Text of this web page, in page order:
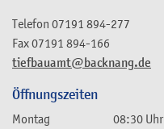
tiefbauamt@backnang.de
Telefon 07191 894-277
Fax07191 894-166
Öffnungszeiten
Montag 08:30 Uhr